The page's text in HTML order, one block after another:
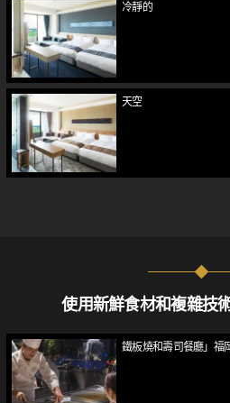
冷靜的
天空
使用新鮮食材和複雜技
鐵板燒和壽司餐廳」福